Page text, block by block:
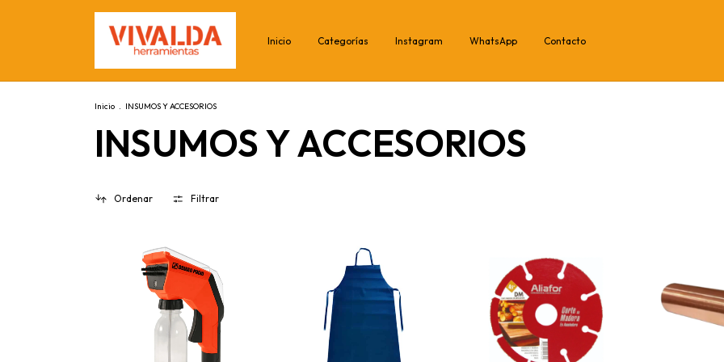
Inicio Categorías Instagram WhatsApp Contacto
Inicio . INSUMOS Y ACCESORIOS
INSUMOS Y ACCESORIOS
Ordenar Filtrar